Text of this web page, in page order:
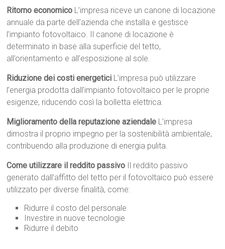
Ritorno economico L’impresa riceve un canone di locazione
annuale da parte dell’azienda che installa e gestisce
l’impianto fotovoltaico. Il canone di locazione è
determinato in base alla superficie del tetto,
all’orientamento e all’esposizione al sole.
Riduzione dei costi energetici L’impresa può utilizzare
l’energia prodotta dall’impianto fotovoltaico per le proprie
esigenze, riducendo così la bolletta elettrica.
Miglioramento della reputazione aziendale L’impresa
dimostra il proprio impegno per la sostenibilità ambientale,
contribuendo alla produzione di energia pulita.
Come utilizzare il reddito passivo Il reddito passivo
generato dall’affitto del tetto per il fotovoltaico può essere
utilizzato per diverse finalità, come:
Ridurre il costo del personale
Investire in nuove tecnologie
Ridurre il debito